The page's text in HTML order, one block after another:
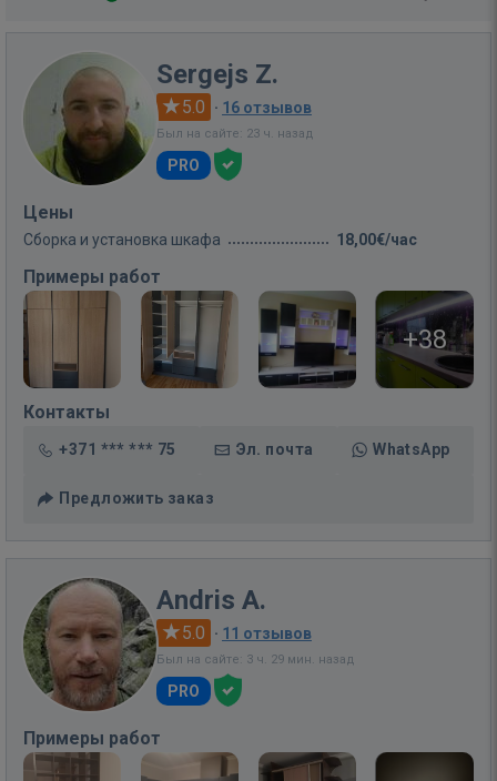
Sergejs Z.
5.0 · 16 отзывов
Был на сайте: 23 ч. назад
PRO
Цены
Сборка и установка шкафа 18,00€/час
Примеры работ
+38
Контакты
+371 *** *** 75 Эл. почта WhatsApp
Предложить заказ
Andris A.
5.0 · 11 отзывов
Был на сайте: 3 ч. 29 мин. назад
PRO
Примеры работ